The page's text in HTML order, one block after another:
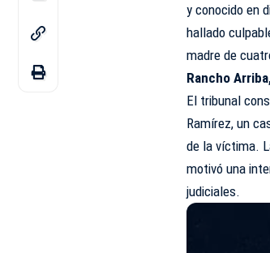
y conocido en
hallado
madre de
Rancho
El tribunal
Ramírez, un
de la víctima.
motivó una
judiciales.